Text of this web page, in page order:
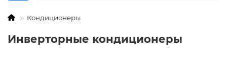
Кондиционеры
Инверторные кондиционеры